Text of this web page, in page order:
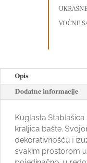
VOĆNE
Opis
Dodatne informacije
Kuglasta
kraljica bašte.
dekorativnošću i
svakim prostorom